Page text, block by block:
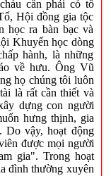
cần phải có tổ
Hội đồng gia tộc
học ra bàn bạc và
Khuyến học dòng
hành, là những
về hưu. Ông Vũ
họ chúng tôi luôn
là rất cần thiết và
dựng con người
hưng thịnh, gia
Do vậy, hoạt động
được mọi người
gia". Trong hoạt
đình thường xuyên